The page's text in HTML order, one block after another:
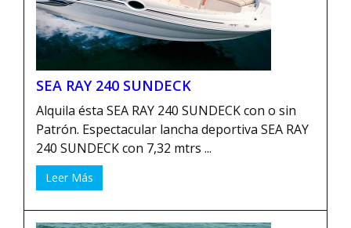
SEA RAY 240 SUNDECK
Alquila ésta SEA RAY 240 SUNDECK con o sin
Patrón. Espectacular lancha deportiva SEA RAY
240 SUNDECK con 7,32 mtrs ...
Leer Más